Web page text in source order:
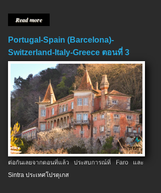
Read more
Portugal-Spain (Barcelona)-
Switzerland-Italy-Greece ตอนที่ 3
ต่อกันเลยจากตอนที่แล้ว ประสบการณ์ที่ Faro และ
Sintra ประเทศโปรตุเกส